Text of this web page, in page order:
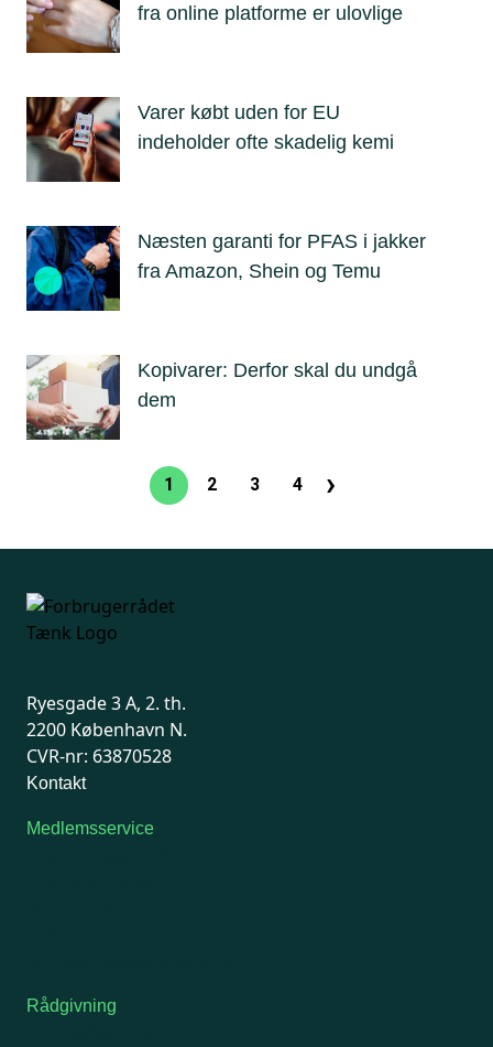
fra online platforme er ulovlige
Varer købt uden for EU
indeholder ofte skadelig kemi
Næsten garanti for PFAS i jakker
fra Amazon, Shein og Temu
Kopivarer: Derfor skal du undgå
dem
Sideinddeling
Nuværende
1 2 3
Side
4
side
›
Ryesgade 3 A, 2. th.
2200 København N.
CVR-nr: 63870528
Kontakt
Medlemsservice
Rådgivning